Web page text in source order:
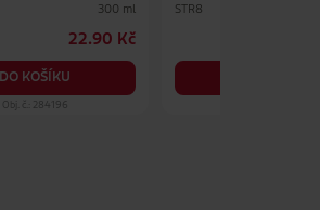
300 ml
22.90 Kč
DO KOŠÍKU
Obj. č.: 284196
STR8